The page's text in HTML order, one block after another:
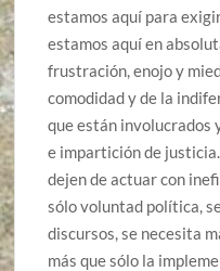
estamos aquí para
estamos aquí en
frustración, enojo y
comodidad y de la
que están involucrados
e impartición de
dejen de actuar con
sólo voluntad política,
discursos, se necesita
más que sólo la